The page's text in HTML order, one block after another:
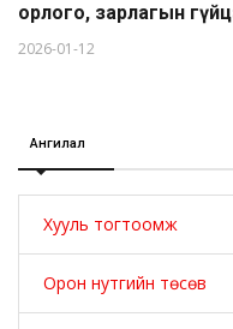
орлого, зарлагын
2026-01-12
Ангилал
Хууль тогтоомж
Орон нутгийн төсөв